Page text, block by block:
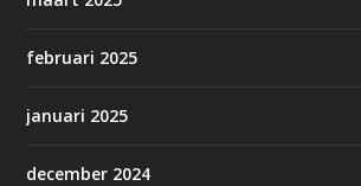
februari 2025
januari 2025
december 2024